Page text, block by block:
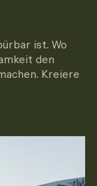
ist. Wo
den
Kreiere